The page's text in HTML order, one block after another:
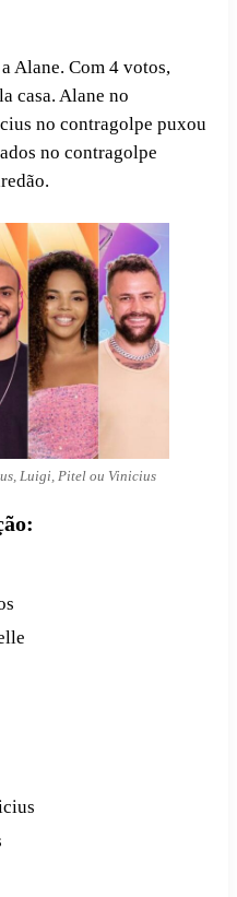
Alane. Com 4 votos,
casa. Alane no
no contragolpe puxou
no contragolpe
Luigi, Pitel ou Vinicius